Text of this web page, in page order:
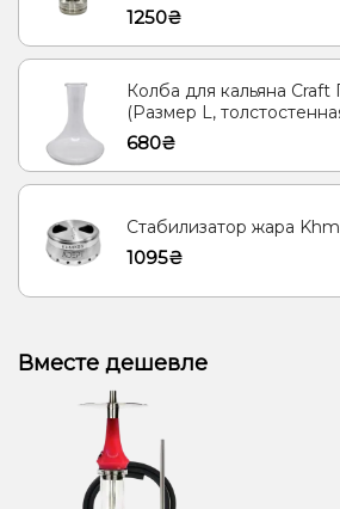
1250₴
Колба для кальяна Craft
(Размер L,
680₴
Стабилизатор жара
1095₴
Вместе дешевле